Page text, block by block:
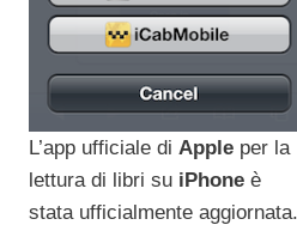
L’app ufficiale di Appleper la
lettura di libri su iPhoneè
stata ufficialmente aggiornata.